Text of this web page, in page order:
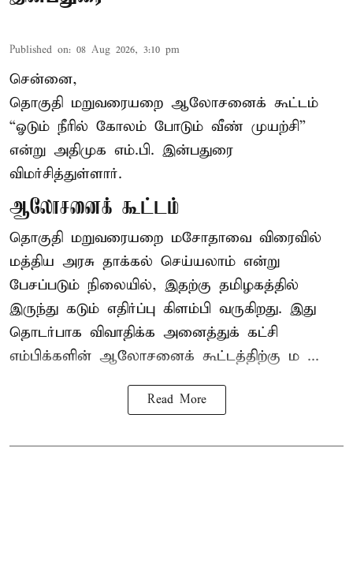
Published on: 08 Aug 2026, 3:10 pm
சென்னை,
தொகுதி மறுவரையறை ஆலோசனைக் கூட்டம்
“ஓடும் நீரில் கோலம் போடும் வீண் முயற்சி”
என்று அதிமுக எம்.பி. இன்பதுரை
விமர்சித்துள்ளார்.
ஆலோசனைக் கூட்டம்
தொகுதி மறுவரையறை மசோதாவை விரைவில்
மத்திய அரசு தாக்கல் செய்யலாம் என்று
பேசப்படும் நிலையில், இதற்கு தமிழகத்தில்
இருந்து கடும் எதிர்ப்பு கிளம்பி வருகிறது. இது
தொடர்பாக விவாதிக்க அனைத்துக் கட்சி
எம்பிக்களின் ஆலோசனைக் கூட்டத்திற்கு ம ...
Read More